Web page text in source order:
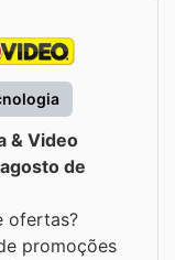
& Video
de
ofertas?
promoções